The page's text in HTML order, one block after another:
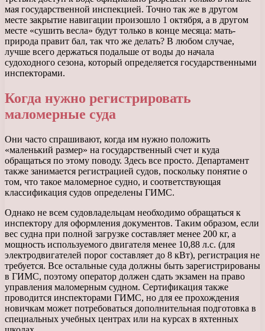
мая государственной инспекцией. Точно так же в другом
месте закрытие навигации произошло 1 октября, а в другом
месте «сушить весла» будут только в конце месяца: мать-
природа правит бал, так что же делать? В любом случае,
лучше всего держаться подальше от воды до начала
судоходного сезона, который определяется государственными
инспекторами.
Когда нужно регистрировать
маломерные суда
Они часто спрашивают, когда им нужно положить
«маленький размер» на государственный счет и куда
обращаться по этому поводу. Здесь все просто. Департамент
также занимается регистрацией судов, поскольку понятие о
том, что такое маломерное судно, и соответствующая
классификация судов определены ГИМС.
Однако не всем судовладельцам необходимо обращаться к
инспектору для оформления документов. Таким образом, если
вес судна при полной загрузке составляет менее 200 кг, а
мощность используемого двигателя менее 10,88 л.с. (для
электродвигателей порог составляет до 8 кВт), регистрация не
требуется. Все остальные суда должны быть зарегистрированы
в ГИМС, поэтому оператор должен сдать экзамен на право
управления маломерным судном. Сертификация также
проводится инспекторами ГИМС, но для ее прохождения
новичкам может потребоваться дополнительная подготовка в
специальных учебных центрах или на курсах в яхтенных